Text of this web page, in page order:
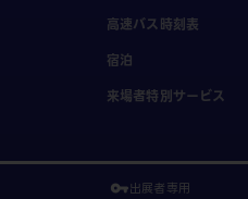
高速バス時刻表
宿泊
来場者特別サービス
vpn_key出展者専用